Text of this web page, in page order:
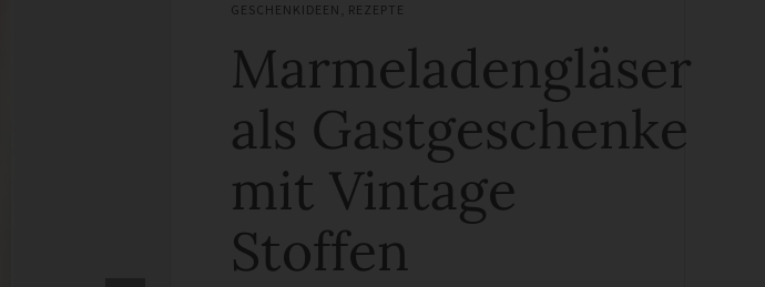
GESCHENKIDEEN
REZEPTE
Marmeladengläser
als Gastgeschenke
mit Vintage
Stoffen